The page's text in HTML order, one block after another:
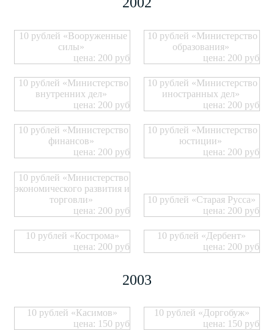
10 рублей «Вооруженные
силы»
цена: 200 руб
10 рублей «Министерство
образования»
цена: 200 руб
10 рублей «Министерство
внутренних дел»
цена: 200 руб
10 рублей «Министерство
иностранных дел»
цена: 200 руб
10 рублей «Министерство
финансов»
цена: 200 руб
10 рублей «Министерство
юстиции»
цена: 200 руб
10 рублей «Министерство
экономического развития и
торговли»
цена: 200 руб
10 рублей «Старая Русса»
цена: 200 руб
10 рублей «Кострома»
цена: 200 руб
10 рублей «Дербент»
цена: 200 руб
2003
10 рублей «Касимов»
цена: 150 руб
10 рублей «Доргобуж»
цена: 150 руб